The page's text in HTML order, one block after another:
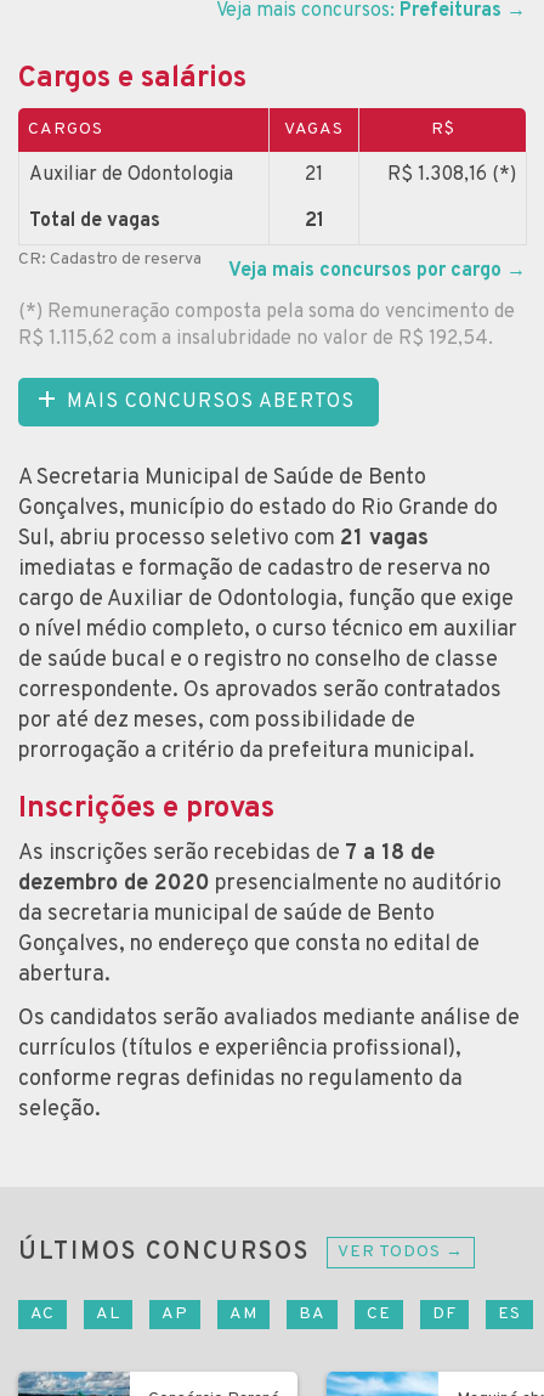
Veja mais concursos: Prefeituras →
Cargos e salários
CARGOS VAGAS R$
Auxiliar de Odontologia 21
R$ 1.308,16 (*)
Total de vagas
21
CR: Cadastro de reserva Veja mais concursos por cargo →
(*) Remuneração composta pela soma do vencimento de
R$ 1.115,62 com a insalubridade no valor de R$ 192,54.
MAIS CONCURSOS ABERTOS
A Secretaria Municipal de Saúde de Bento
Gonçalves, município do estado do Rio Grande do
Sul, abriu processo seletivo com 21 vagas
imediatas e formação de cadastro de reserva no
cargo de Auxiliar de Odontologia, função que exige
o nível médio completo, o curso técnico em auxiliar
de saúde bucal e o registro no conselho de classe
correspondente. Os aprovados serão contratados
por até dez meses, com possibilidade de
prorrogação a critério da prefeitura municipal.
Inscrições e provas
As inscrições serão recebidas de 7 a 18 de
dezembro de 2020 presencialmente no auditório
da secretaria municipal de saúde de Bento
Gonçalves, no endereço que consta no edital de
abertura.
Os candidatos serão avaliados mediante análise de
currículos (títulos e experiência profissional),
conforme regras definidas no regulamento da
seleção.
ÚLTIMOS CONCURSOS VER TODOS →
AC AL AP AM BA CE DF ES